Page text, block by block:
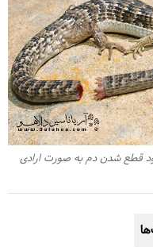
قطع شدن دم به صورت ارادی